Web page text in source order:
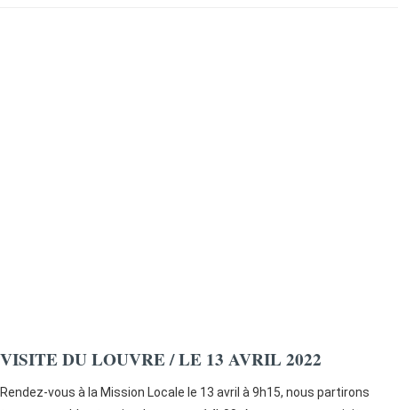
VISITE DU LOUVRE / LE 13 AVRIL 2022
Rendez-vous à la Mission Locale le 13 avril à 9h15, nous partirons